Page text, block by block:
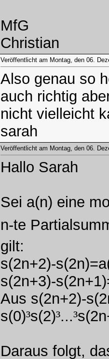
MfG
Christian
Veröffentlicht am Montag, den 06.
Also genau so
auch richtig
nicht vielleicht
sarah
Veröffentlicht am Montag, den 06.
Hallo Sarah
Sei a(n) eine
n-te
gilt:
s(2n+2)-
s(2n+3)-
Aus s(2n+2)-
s(0)³s(2)³...³
Daraus folgt,